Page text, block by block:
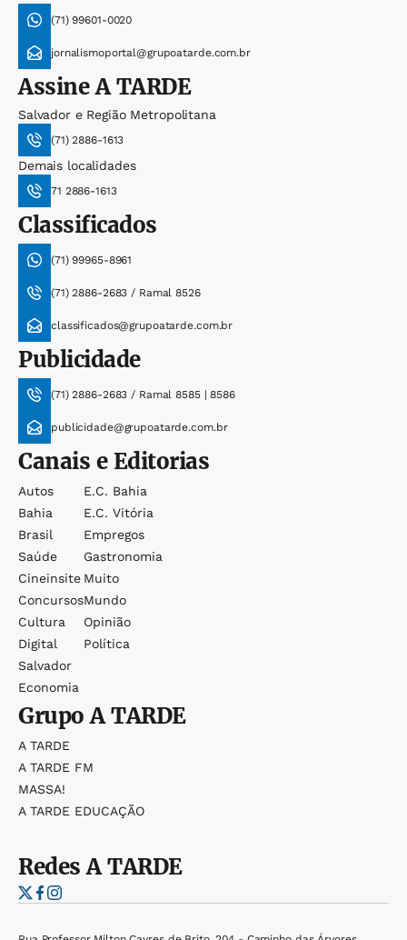
(71) 99601-0020
jornalismoportal@grupoatarde.com.br
AssineA TARDE
Salvador e Região Metropolitana
(71) 2886-1613
Demais localidades
71 2886-1613
Classificados
(71) 99965-8961
(71) 2886-2683 / Ramal 8526
classificados@grupoatarde.com.br
Publicidade
(71) 2886-2683 / Ramal 8585 | 8586
publicidade@grupoatarde.com.br
Canais e Editorias
Autos
Bahia
Brasil
Saúde
Cineinsite
Concursos
Cultura
Digital
Salvador
Economia
E.c. Bahia
E.c. Vitória
Empregos
Gastronomia
Muito
Mundo
Opinião
Política
GrupoA TARDE
A TARDE
A TARDE FM
MASSA!
A TARDE EDUCAÇÃO
RedesA TARDE